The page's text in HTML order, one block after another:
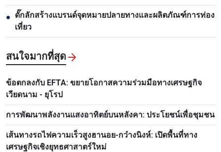
● ดั๊กลักสร้างแบรนด์จุดหมายปลายทางและผลิตภัณฑ์การท่อง
เที่ยว
สนใจมากที่สุด
ข้อตกลงกับ EFTA: ขยายโอกาสความร่วมมือทางเศรษฐกิจ
เวียดนาม - ยุโรป
การพัฒนาพลังงานแสงอาทิตย์บนหลังคา: ประโยชน์เพื่อชุมชน
เส้นทางรถไฟความเร็วสูงฮานอย-กว๋างนิงห์: เปิดพื้นที่ทาง
เศรษฐกิจเชิงยุทธศาสาตร์ใหม่